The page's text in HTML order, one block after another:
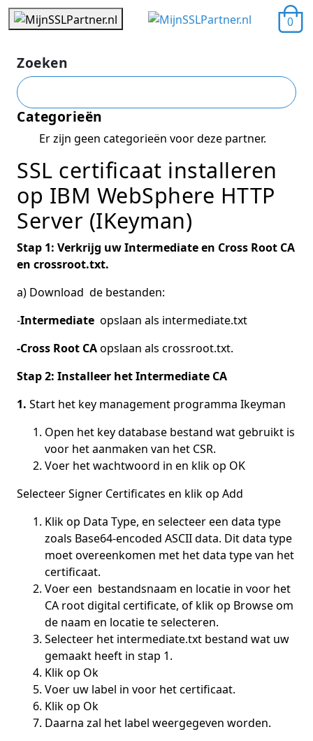
0
Zoeken
Categorieën
Er zijn geen categorieën voor deze partner.
SSL certificaat installeren
op IBM WebSphere HTTP
Server (IKeyman)
Stap 1: Verkrijg uw Intermediate en Cross Root CA
en crossroot.txt.
a) Download de bestanden:
-Intermediate opslaan als intermediate.txt
-Cross Root CAopslaan als crossroot.txt.
Stap 2: Installeer het Intermediate CA
1. Start het key management programma Ikeyman
Open het key database bestand wat gebruikt is
voor het aanmaken van het CSR.
Voer het wachtwoord in en klik op OK
Selecteer Signer Certificates en klik op Add
Klik op Data Type, en selecteer een data type
zoals Base64-encoded ASCII data. Dit data type
moet overeenkomen met het data type van het
certificaat.
Voer een bestandsnaam en locatie in voor het
CA root digital certificate, of klik op Browse om
de naam en locatie te selecteren.
Selecteer het intermediate.txt bestand wat uw
gemaakt heeft in stap 1.
Klik op Ok
Voer uw label in voor het certificaat.
Klik op Ok
Daarna zal het label weergegeven worden.